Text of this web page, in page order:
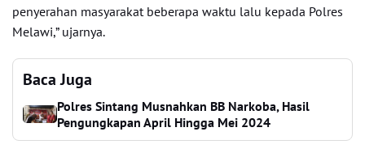
penyerahan masyarakat beberapa waktu lalu kepada Polres
Melawi,” ujarnya.
Baca Juga
Polres Sintang Musnahkan BB Narkoba, Hasil
Pengungkapan April Hingga Mei 2024